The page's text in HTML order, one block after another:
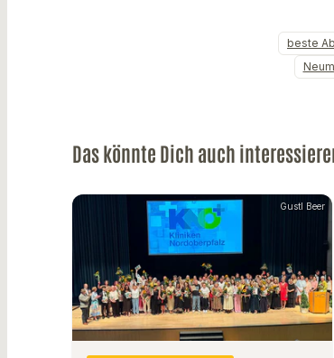
beste
Das könnte Dich auch
Gustl Beer